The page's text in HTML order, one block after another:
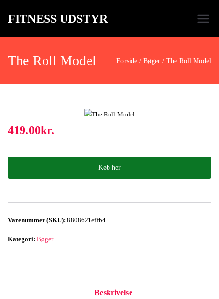
FITNESS UDSTYR
The Roll Model Forside Bøger The Roll Model
419.00kr.
Køb her
Varenummer (SKU):8808621effb4
Kategori:Bøger
Beskrivelse